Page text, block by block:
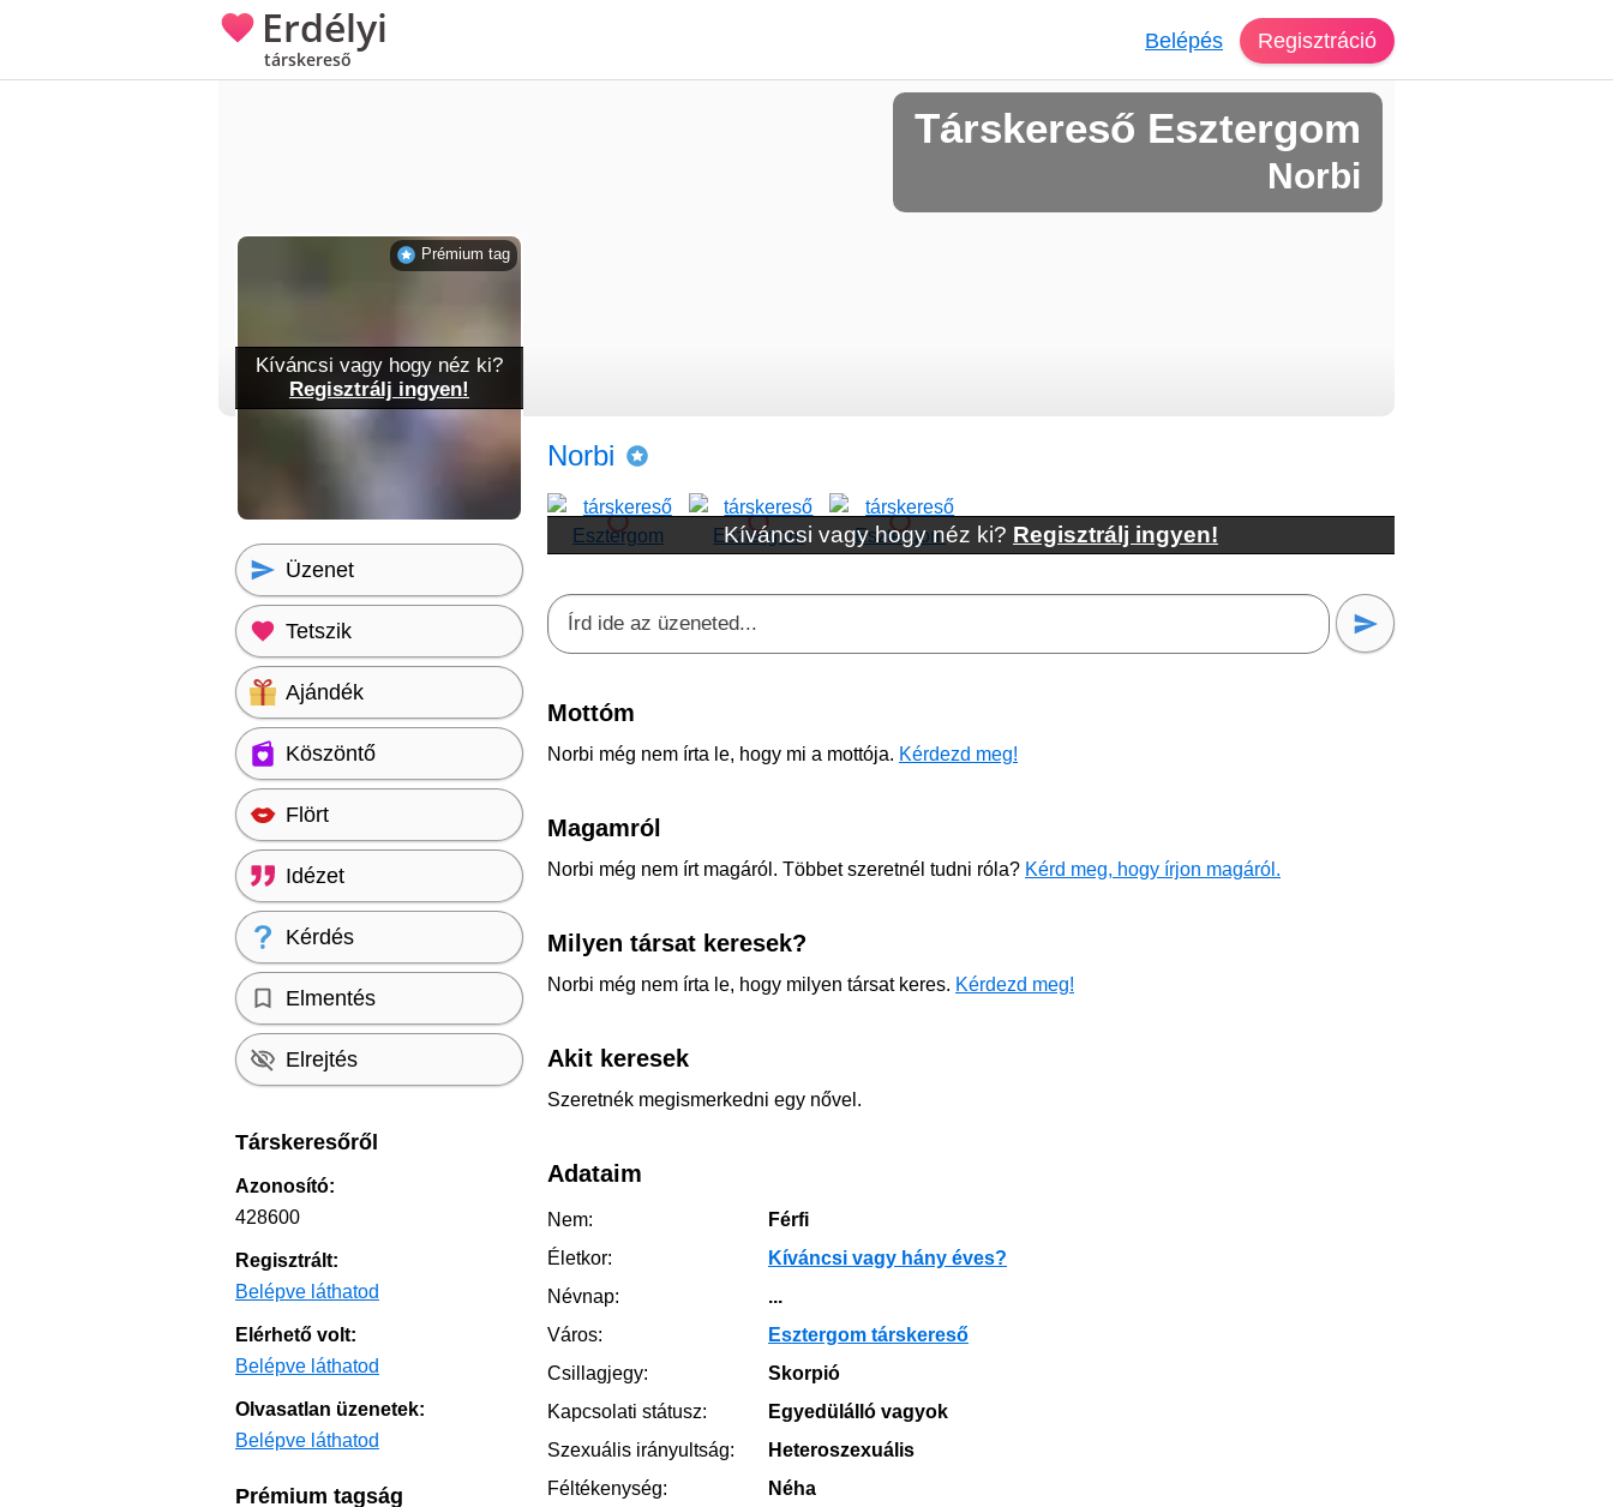
Erdélyi
társkereső
Belépés Regisztráció
Társkereső Esztergom
Norbi
Norbi
Kíváncsi vagy hogy néz ki? Regisztrálj ingyen!
Mottóm
Norbi még nem írta le, hogy mi a mottója. Kérdezd meg!
Magamról
Norbi még nem írt magáról. Többet szeretnél tudni róla? Kérd meg, hogy írjon magáról.
Milyen társat keresek?
Norbi még nem írta le, hogy milyen társat keres. Kérdezd meg!
Akit keresek
Szeretnék megismerkedni egy nővel.
Adataim
Nem:
Férfi
Életkor:
Kíváncsi vagy hány éves?
Névnap:
...
Város:
Esztergom társkereső
Csillagjegy:
Skorpió
Kapcsolati státusz:
Egyedülálló vagyok
Szexuális irányultság:
Heteroszexuális
Féltékenység:
Néha
Kíváncsi vagy hogy néz ki?
Regisztrálj ingyen!
Prémium tag
Üzenet
Tetszik
Ajándék
Köszöntő
Flört
Idézet
Kérdés
Elmentés
Elrejtés
Társkeresőről
Azonosító:
428600
Regisztrált:
Belépve láthatod
Elérhető volt:
Belépve láthatod
Olvasatlan üzenetek:
Belépve láthatod
Prémium tagság